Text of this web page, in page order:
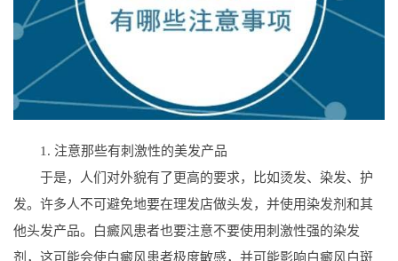
1. 注意那些有刺激性的美发产品
于是，人们对外貌有了更高的要求，比如烫发、染发、护
发。许多人不可避免地要在理发店做头发，并使用染发剂和其
他头发产品。白癜风患者也要注意不要使用刺激性强的染发
剂，这可能会使白癜风患者极度敏感，并可能影响白癜风白斑